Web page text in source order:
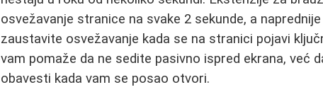
osvežavanje stranice na svake 2 sekunde, a
zaustavite osvežavanje kada se na stranici pojavi
vam pomaže da ne sedite pasivno ispred ekrana, već
obavesti kada vam se posao otvori.